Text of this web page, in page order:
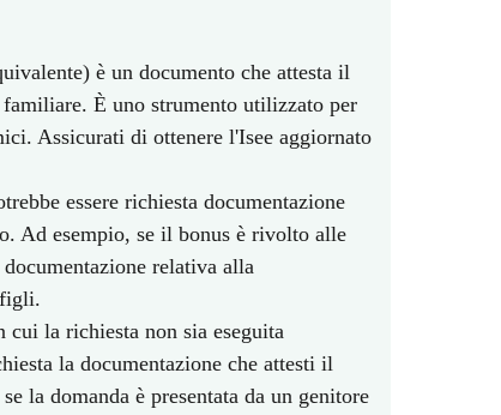
è un documento che attesta il
È uno strumento utilizzato per
Assicurati di ottenere l'Isee aggiornato
essere richiesta documentazione
Ad esempio, se il bonus è rivolto alle
relativa alla
la richiesta non sia eseguita
la documentazione che attesti il
la domanda è presentata da un genitore